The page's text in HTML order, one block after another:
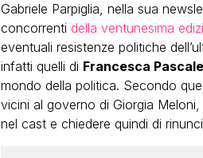
Gabriele Parpiglia, nella sua
concorrenti della ventunesima
eventuali resistenze politiche
infatti quelli di Francesca Pascale
mondo della politica. Secondo
vicini al governo di Giorgia
nel cast e chiedere quindi di